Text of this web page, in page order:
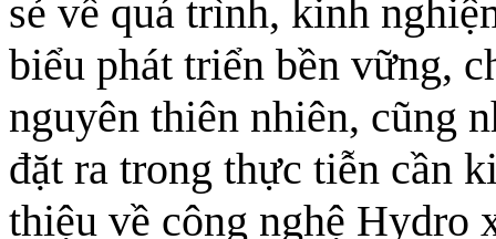
sẻ về quá trình, kinh
biểu phát triển bền vững,
nguyên thiên nhiên, cũng
đặt ra trong thực tiễn cần
thiệu về công nghệ Hydro